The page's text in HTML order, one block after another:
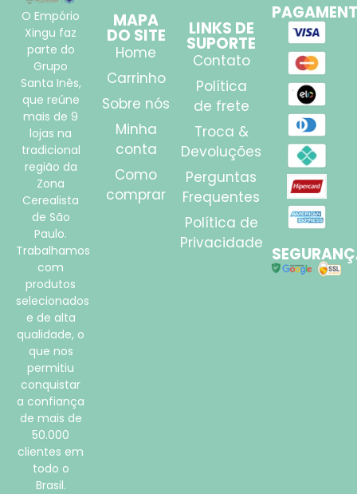
O Empório
Xingu faz
parte do
Grupo
Santa Inês,
que reúne
mais de 9
lojas na
tradicional
região da
Zona
Cerealista
de São
Paulo.
Trabalhamos
com
produtos
selecionados
e de alta
qualidade, o
que nos
permitiu
conquistar
a confiança
de mais de
50.000
clientes em
todo o
Brasil.
MAPA
DO SITE
Home
Carrinho
Sobre nós
Minha
conta
Como
comprar
LINKS DE
SUPORTE
Contato
Política
de frete
Troca &
Devoluções
Perguntas
Frequentes
Política de
Privacidade